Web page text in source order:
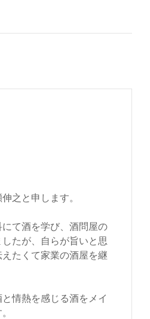
之と申します。
て酒を学び、酒問屋の
たが、自らが旨いと思
たくて家業の酒屋を継
情熱を感じる酒をメイ